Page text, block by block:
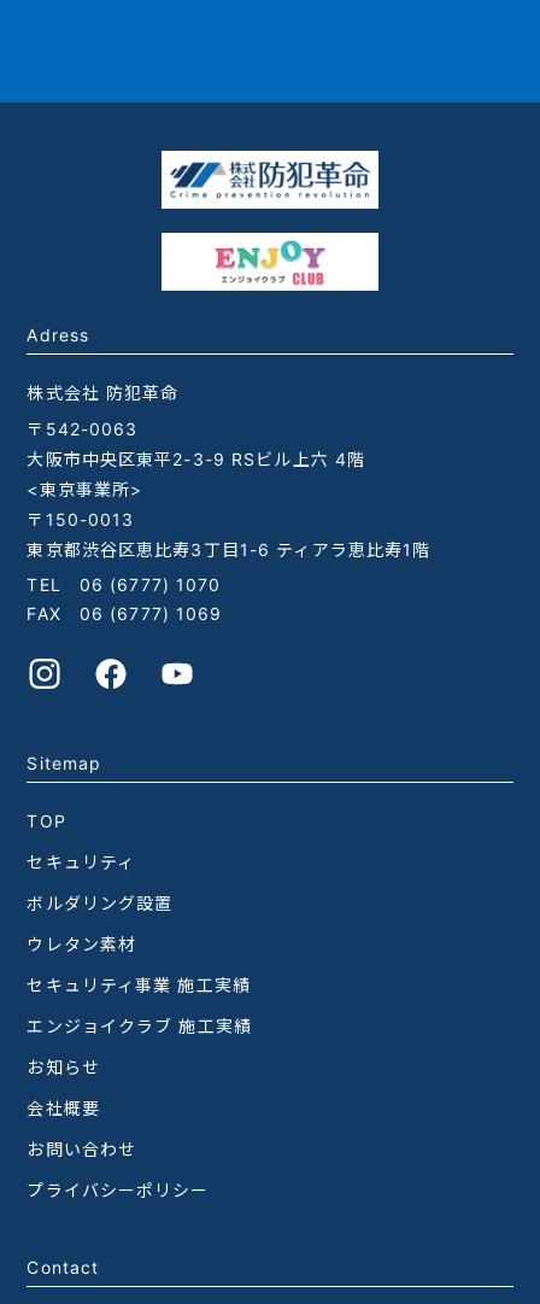
Adress
株式会社 防犯革命
〒542-0063
大阪市中央区東平2-3-9 RSビル上六 4階
<東京事業所>
〒150-0013
東京都渋谷区恵比寿3丁目1-6 ティアラ恵比寿1階
TEL 06 (6777) 1070
FAX 06 (6777) 1069
Sitemap
TOP
セキュリティ
ボルダリング設置
ウレタン素材
セキュリティ事業 施工実績
エンジョイクラブ 施工実績
お知らせ
会社概要
お問い合わせ
プライバシーポリシー
Contact